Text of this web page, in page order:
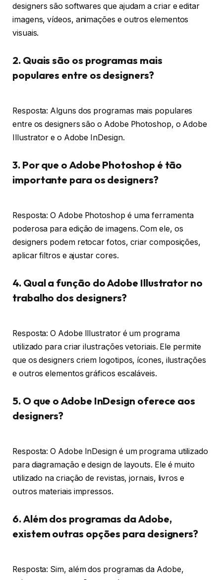
designers são softwares que ajudam a criar e editar
imagens, vídeos, animações e outros elementos
visuais.
2. Quais são os programas mais
populares entre os designers?
Resposta: Alguns dos programas mais populares
entre os designers são o Adobe Photoshop, o Adobe
Illustrator e o Adobe InDesign.
3. Por que o Adobe Photoshop é tão
importante para os designers?
Resposta: O Adobe Photoshop é uma ferramenta
poderosa para edição de imagens. Com ele, os
designers podem retocar fotos, criar composições,
aplicar filtros e ajustar cores.
4. Qual a função do Adobe Illustrator no
trabalho dos designers?
Resposta: O Adobe Illustrator é um programa
utilizado para criar ilustrações vetoriais. Ele permite
que os designers criem logotipos, ícones, ilustrações
e outros elementos gráficos escaláveis.
5. O que o Adobe InDesign oferece aos
designers?
Resposta: O Adobe InDesign é um programa utilizado
para diagramação e design de layouts. Ele é muito
utilizado na criação de revistas, jornais, livros e
outros materiais impressos.
6. Além dos programas da Adobe,
existem outras opções para designers?
Resposta: Sim, além dos programas da Adobe,